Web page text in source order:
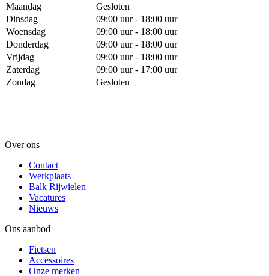
Maandag
Gesloten
Dinsdag
09:00 uur - 18:00 uur
Woensdag
09:00 uur - 18:00 uur
Donderdag
09:00 uur - 18:00 uur
Vrijdag
09:00 uur - 18:00 uur
Zaterdag
09:00 uur - 17:00 uur
Zondag
Gesloten
Over ons
Contact
Werkplaats
Balk Rijwielen
Vacatures
Nieuws
Ons aanbod
Fietsen
Accessoires
Onze merken